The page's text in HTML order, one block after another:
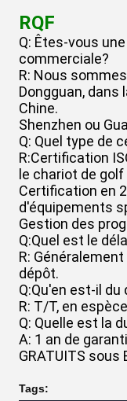
RQF
Q: Êtes-vous
commerciale?
R: Nous
Dongguan, dans
Chine.
Shenzhen ou
Q: Quel type de
R:Certification
le chariot de
Certification en
d'équipements
Gestion des
Q:Quel est le
R:
dépôt.
Q:Qu'en est-il
R: T/T, en
Q: Quelle est la
A: 1 an de
GRATUITS sous
Tags: